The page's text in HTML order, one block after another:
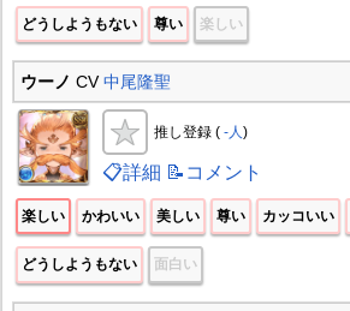
どうしようもない 尊い 楽しい
ウーノ CV中尾隆聖
推し登録 ( -人)
📋詳細 📝コメント
楽しい かわいい 美しい 尊い カッコいい
どうしようもない 面白い